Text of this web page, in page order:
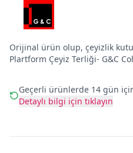
Orijinal ürün olup, çeyizlik
Plartform Çeyiz Terliği- G&C
Geçerli ürünlerde 14 gün
Detaylı bilgi için tıklayın